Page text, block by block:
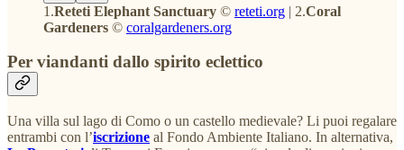
1.Reteti Elephant Sanctuary © reteti.org | 2.Coral
Gardeners © coralgardeners.org
Per viandanti dallo spirito eclettico
Una villa sul lago di Como o un castello medievale? Li puoi regalare
entrambi con l’iscrizione al Fondo Ambiente Italiano. In alternativa,